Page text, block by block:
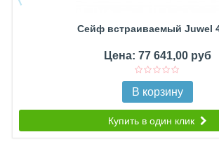
Сейф встраиваемый Juwel
Цена: 77 641,00 руб
В корзину
Купить в один клик